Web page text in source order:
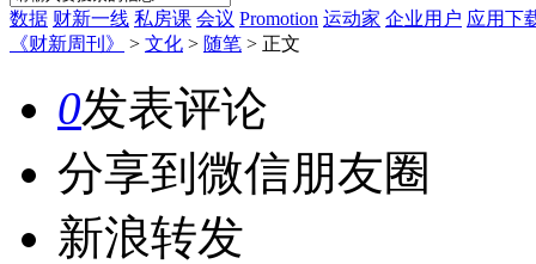
数据 财新一线 私房课 会议 Promotion 运动家 企业用户 应用下
《财新周刊》
> 文化 > 随笔 > 正文
0发表评论
分享到微信朋友圈
新浪转发